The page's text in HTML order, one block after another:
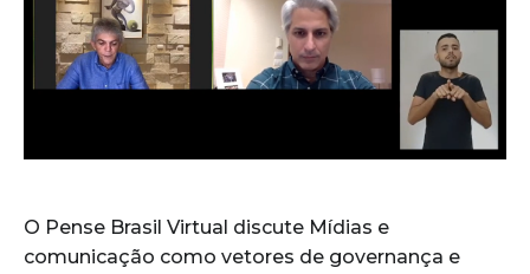
O Pense Brasil Virtual discute Mídias e
comunicação como vetores de governança e